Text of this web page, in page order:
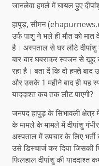
जानलेवा हमले में घायल हुए
हापुड़, सीमन
उर्फ पाशु ने भले ही मौत को
है। अस्पताल से घर लौटे दीपांशु
बार-बार घबराकर स्वजन से खुद
रहा है। बता दें कि दो हफ्ते
और उसके 1 महीने बाद ही यह
याददाश्त कब तक लौट पाएगी?
जनपद हापुड़ के सिंभावली क्षेत्र
के मामले के मामले में दीपांशु
अस्पताल में उपचार के लिए
उसे डिस्चार्ज कर दिया जिसकी
फिलहाल दीपांशु की याददाश्त